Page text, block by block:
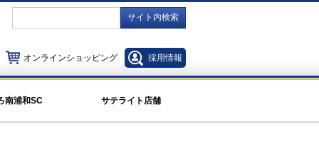
サイト内検索
オンラインショッピング 採用情報
南浦和SC サテライト店舗